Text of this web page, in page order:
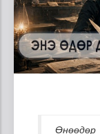
Өнөөдөр